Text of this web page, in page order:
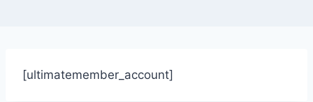
[ultimatemember_account]